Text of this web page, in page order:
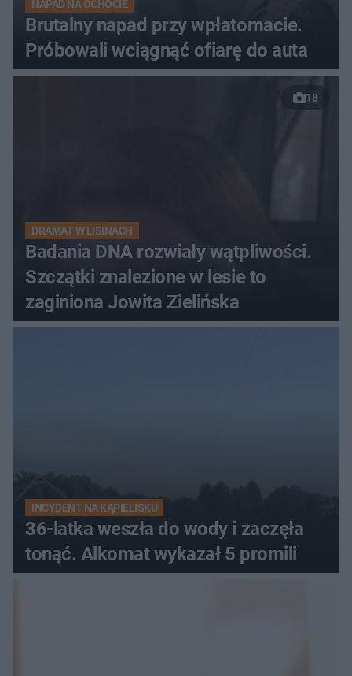
NAPAD NA OCHOCIE
Brutalny napad przy wpłatomacie.
Próbowali wciągnąć ofiarę do auta
18
DRAMAT W LISINACH
Badania DNA rozwiały wątpliwości.
Szczątki znalezione w lesie to
zaginiona Jowita Zielińska
INCYDENT NA KĄPIELISKU
36-latka weszła do wody i zaczęła
tonąć. Alkomat wykazał 5 promili